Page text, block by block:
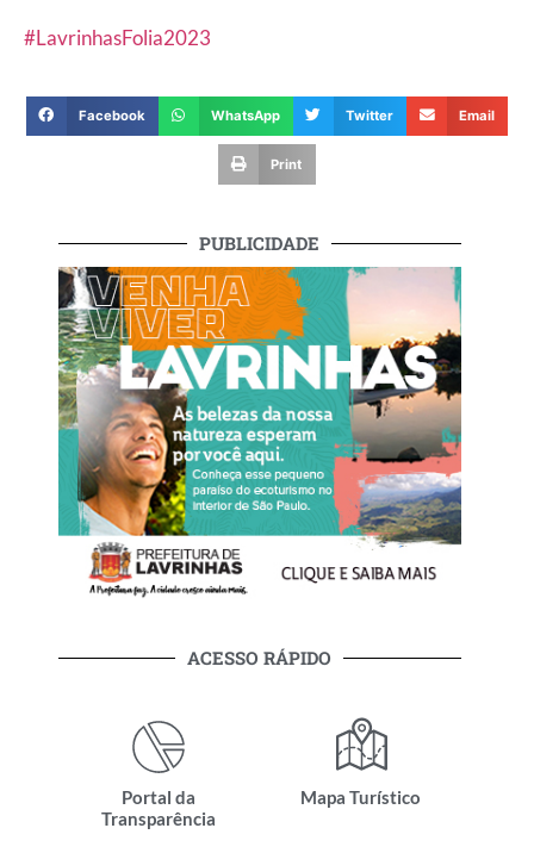
#LavrinhasFolia2023
Facebook WhatsApp Twitter Email
Print
PUBLICIDADE
ACESSO RÁPIDO
Portal da
Transparência
Mapa Turístico